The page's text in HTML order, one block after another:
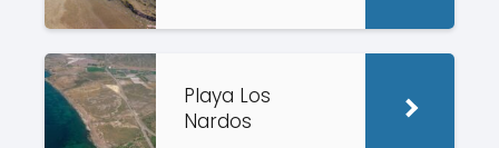
Playa Los
Nardos